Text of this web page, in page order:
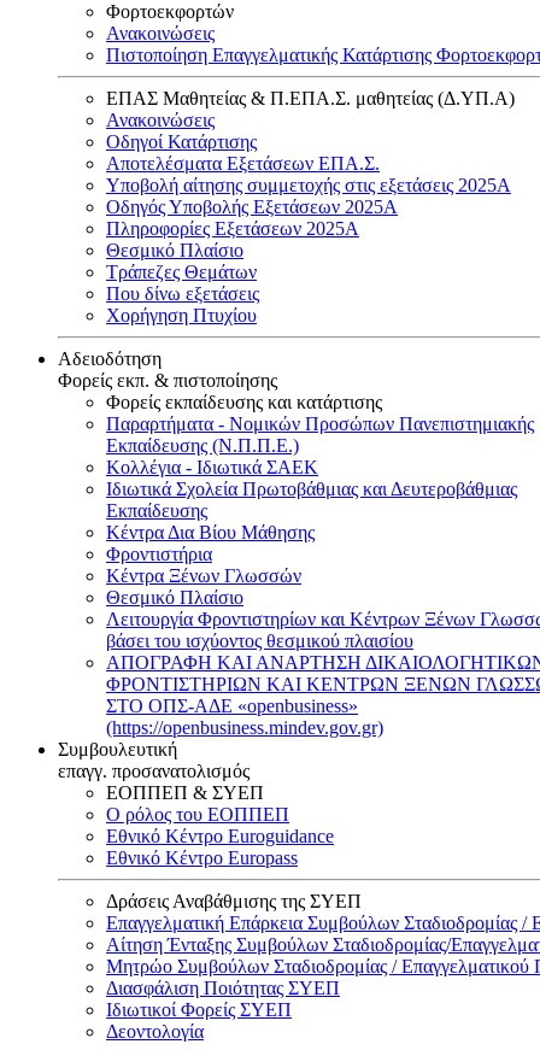
Φορτοεκφορτών
Ανακοινώσεις
Πιστοποίηση Επαγγελματικής Κατάρτισης
ΕΠΑΣ Μαθητείας & Π.ΕΠΑ.Σ. μαθητείας (Δ.ΥΠ.Α)
Ανακοινώσεις
Oδηγοί Κατάρτισης
Αποτελέσματα Εξετάσεων ΕΠΑ.Σ.
Υποβολή αίτησης συμμετοχής στις εξετάσεις 2025Α
Οδηγός Υποβολής Εξετάσεων 2025A
Πληροφορίες Εξετάσεων 2025Α
Θεσμικό Πλαίσιο
Τράπεζες Θεμάτων
Που δίνω εξετάσεις
Χορήγηση Πτυχίου
Αδειοδότηση
Φορείς εκπ. & πιστοποίησης
Φορείς εκπαίδευσης και κατάρτισης
Παραρτήματα - Νομικών Προσώπων Πανεπιστημιακής
Εκπαίδευσης (Ν.Π.Π.Ε.)
Κολλέγια - Ιδιωτικά ΣΑΕΚ
Ιδιωτικά Σχολεία Πρωτοβάθμιας και Δευτεροβάθμιας
Εκπαίδευσης
Κέντρα Δια Βίου Μάθησης
Φροντιστήρια
Κέντρα Ξένων Γλωσσών
Θεσμικό Πλαίσιο
Λειτουργία Φροντιστηρίων και Κέντρων Ξένων
βάσει του ισχύοντος θεσμικού πλαισίου
ΑΠΟΓΡΑΦΗ ΚΑΙ ΑΝΑΡΤΗΣΗ
ΦΡΟΝΤΙΣΤΗΡΙΩΝ ΚΑΙ ΚΕΝΤΡΩΝ ΞΕΝΩΝ
ΣΤΟ ΟΠΣ-ΑΔΕ «openbusiness»
(https://openbusiness.mindev.gov.gr)
Συμβουλευτική
επαγγ. προσανατολισμός
ΕΟΠΠΕΠ & ΣΥΕΠ
Ο ρόλος του ΕΟΠΠΕΠ
Εθνικό Κέντρο Euroguidance
Εθνικό Κέντρο Europass
Δράσεις Αναβάθμισης της ΣΥΕΠ
Επαγγελματική Επάρκεια Συμβούλων Σταδιοδρομίας /
Αίτηση Ένταξης Συμβούλων Σταδιοδρομίας/
Μητρώο Συμβούλων Σταδιοδρομίας / Επαγγελματικού
Διασφάλιση Ποιότητας ΣΥΕΠ
Ιδιωτικοί Φορείς ΣΥΕΠ
Δεοντολογία